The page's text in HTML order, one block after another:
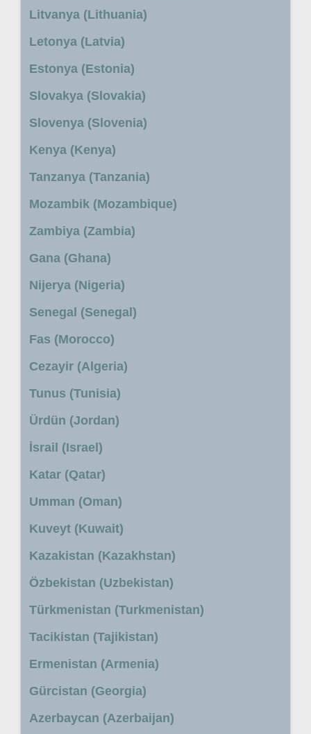
Litvanya (Lithuania)
Letonya (Latvia)
Estonya (Estonia)
Slovakya (Slovakia)
Slovenya (Slovenia)
Kenya (Kenya)
Tanzanya (Tanzania)
Mozambik (Mozambique)
Zambiya (Zambia)
Gana (Ghana)
Nijerya (Nigeria)
Senegal (Senegal)
Fas (Morocco)
Cezayir (Algeria)
Tunus (Tunisia)
Ürdün (Jordan)
İsrail (Israel)
Katar (Qatar)
Umman (Oman)
Kuveyt (Kuwait)
Kazakistan (Kazakhstan)
Özbekistan (Uzbekistan)
Türkmenistan (Turkmenistan)
Tacikistan (Tajikistan)
Ermenistan (Armenia)
Gürcistan (Georgia)
Azerbaycan (Azerbaijan)